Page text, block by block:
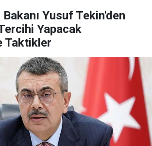
Yusuf Tekin'den
Yapacak
Taktikler